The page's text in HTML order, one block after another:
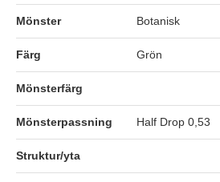
Mönster Botanisk
Färg Grön
Mönsterfärg
Mönsterpassning Half Drop 0,53
Struktur/yta